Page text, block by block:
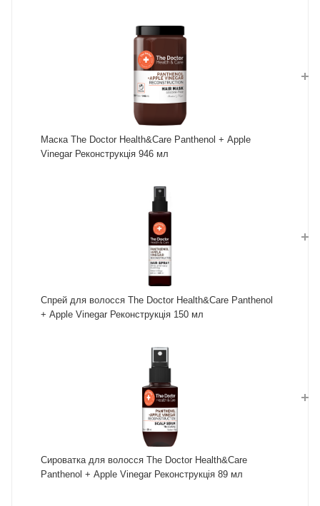
Маска The Doctor Health&Care Panthenol + Apple
Vinegar Реконструкція 946 мл
Спрей для волосся The Doctor Health&Care Panthenol
+ Apple Vinegar Реконструкція 150 мл
Сироватка для волосся The Doctor Health&Care
Panthenol + Apple Vinegar Реконструкція 89 мл